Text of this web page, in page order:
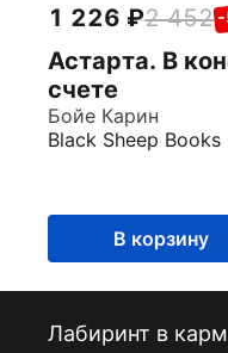
1 226 2 452 -
Астарта. В
счете
Бойе Карин
Black Sheep Books
В корзину
Лабиринт в